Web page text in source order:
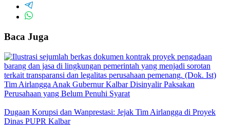
Baca Juga
Tim Airlangga Anak Gubernur Kalbar Disinyalir Paksakan
Perusahaan yang Belum Penuhi Syarat
Dugaan Korupsi dan Wanprestasi: Jejak Tim Airlangga di Proyek
Dinas PUPR Kalbar